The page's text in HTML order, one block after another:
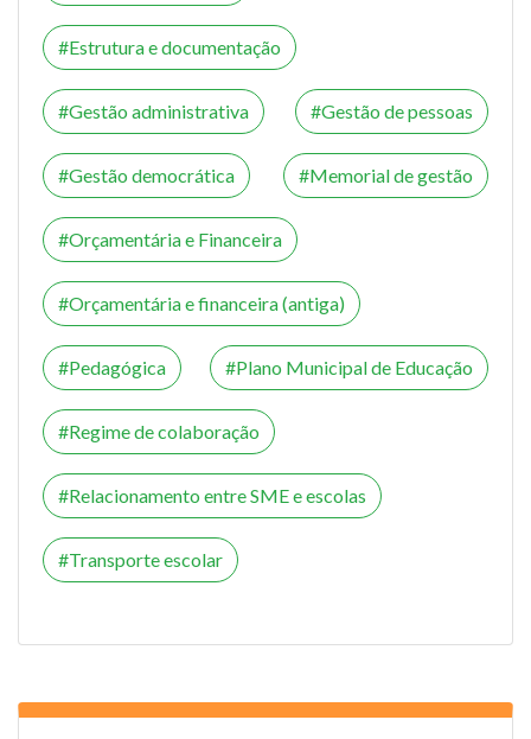
Estrutura e documentação
Gestão administrativa Gestão de pessoas
Gestão democrática Memorial de gestão
Orçamentária e Financeira
Orçamentária e financeira (antiga)
Pedagógica Plano Municipal de Educação
Regime de colaboração
Relacionamento entre SME e escolas
Transporte escolar